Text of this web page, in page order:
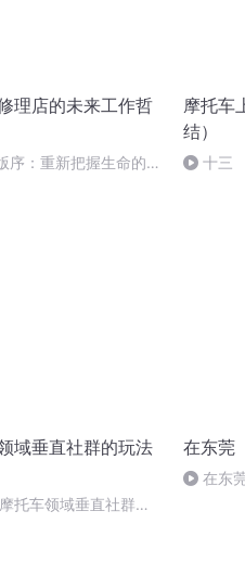
理店的未来工作哲
序：重新把握生命的真
摩托车
结）
十三
域垂直社群的玩法
在东莞
在东